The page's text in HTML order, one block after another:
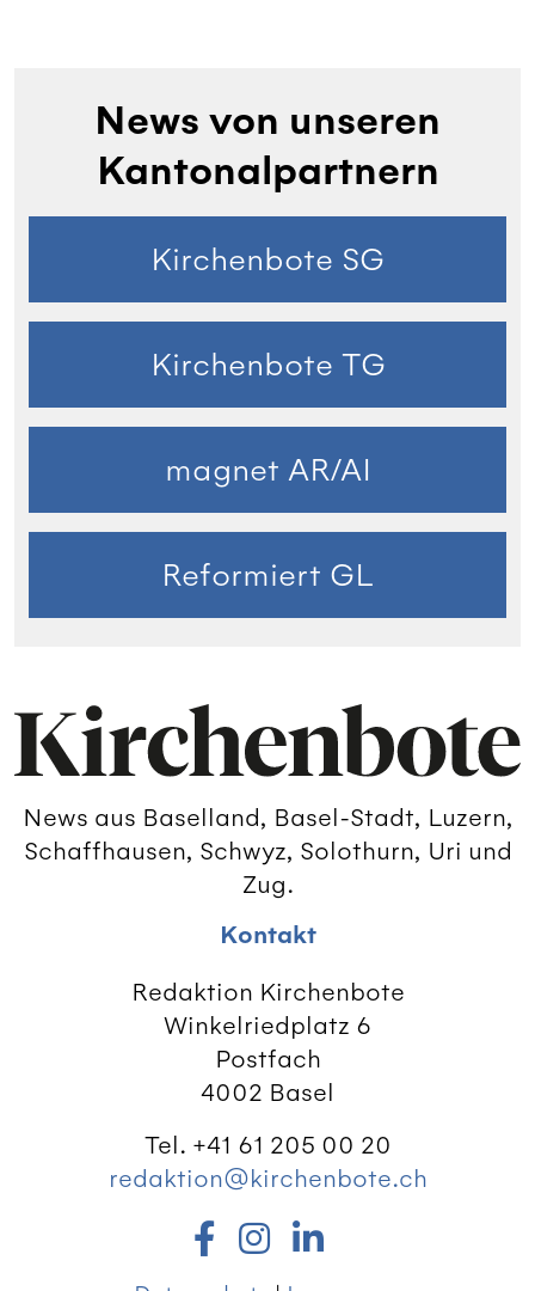
News von unseren
Kantonalpartnern
Kirchenbote SG
Kirchenbote TG
magnet AR/AI
Reformiert GL
News aus Baselland, Basel-Stadt, Luzern,
Schaffhausen, Schwyz, Solothurn, Uri und
Zug.
Kontakt
Redaktion Kirchenbote
Winkelriedplatz 6
Postfach
4002 Basel
Tel. +41 61 205 00 20
redaktion@kirchenbote.ch